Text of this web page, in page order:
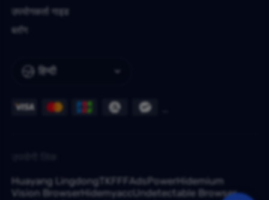
हिन्दी
उपयोगकर्ता गाइड
ब्लॉग
Huayang Lingdong TKFFF AdsPowerHidemium
Vision BrowserHidemyaccUndetectable Browser